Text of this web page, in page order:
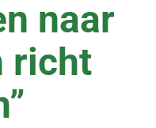
naar
richt